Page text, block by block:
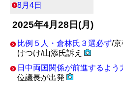
8月4日
2025年4月28日(月)
比例５人・倉林氏３選必ず/
けつけ/山添氏訴え
日中両国関係が前進するよう
位議長が出発